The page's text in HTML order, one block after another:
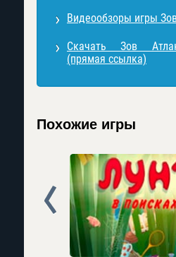
Видеообзоры игры
Скачать Зов
(прямая ссылка)
Похожие игры
Prev